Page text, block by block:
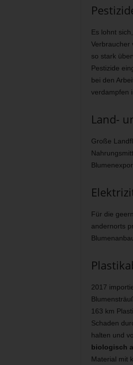
Es lohnt
Verbraucher
so stark
Pestizide
bei den
verdampfen
Land-
Große
Für die
andernorts
2017
163 km
Schaden
halten und
biologisch
Material mit